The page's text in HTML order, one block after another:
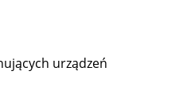
urządzeń